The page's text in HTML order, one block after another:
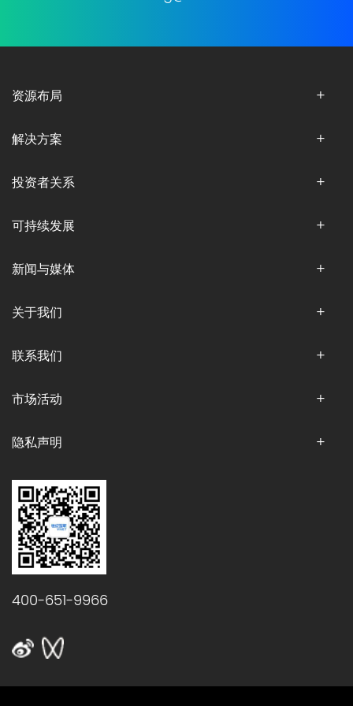
资源布局
解决方案
投资者关系
可持续发展
新闻与媒体
关于我们
联系我们
市场活动
隐私声明
400-651-9966